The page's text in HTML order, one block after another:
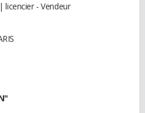
- Vendeur